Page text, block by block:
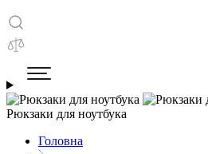
Рюкзаки для ноутбука
Головна